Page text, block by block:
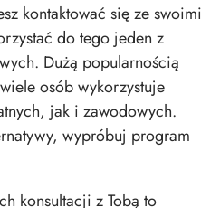
kontaktować się ze swoimi
do tego jeden z
Dużą popularnością
osób wykorzystuje
jak i zawodowych.
wypróbuj program
konsultacji z Tobą to